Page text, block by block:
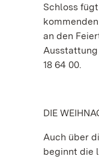
Schloss
an den
Ausstattung
18 64 00.
DIE
Auch über
beginnt die